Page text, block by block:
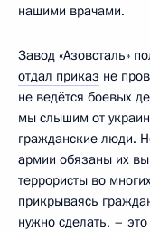
нашими врачами.
Завод «Азовсталь»
отдал приказ не
не ведётся боевых
мы слышим от
гражданские люди.
армии обязаны их
террористы во
прикрываясь
нужно сделать, –